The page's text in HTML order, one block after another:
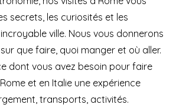
secrets, les curiosités et les
ville. Nous vous donnerons
que faire, quoi manger et où aller.
dont vous avez besoin pour faire
et en Italie une expérience
transports, activités.